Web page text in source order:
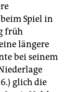
Spiel in
früh
längere
bei seinem
glich die